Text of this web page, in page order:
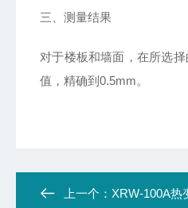
三、测量结果
对于楼板和墙面，在所选
值，精确到0.5mm。
上一个： XRW-100A热